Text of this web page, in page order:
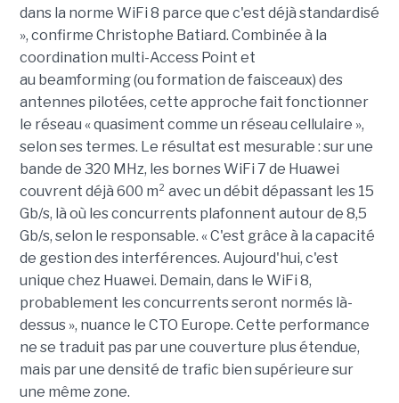
dans la norme WiFi 8 parce que c'est déjà standardisé
», confirme Christophe Batiard. Combinée à la
coordination multi-Access Point et
au beamforming (ou formation de faisceaux) des
antennes pilotées, cette approche fait fonctionner
le réseau « quasiment comme un réseau cellulaire »,
selon ses termes. Le résultat est mesurable : sur une
bande de 320 MHz, les bornes WiFi 7 de Huawei
couvrent déjà 600 m² avec un débit dépassant les 15
Gb/s, là où les concurrents plafonnent autour de 8,5
Gb/s, selon le responsable. « C'est grâce à la capacité
de gestion des interférences. Aujourd'hui, c'est
unique chez Huawei. Demain, dans le WiFi 8,
probablement les concurrents seront normés là-
dessus », nuance le CTO Europe. Cette performance
ne se traduit pas par une couverture plus étendue,
mais par une densité de trafic bien supérieure sur
une même zone.